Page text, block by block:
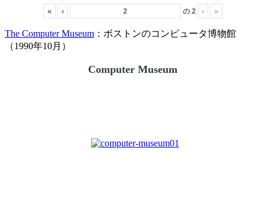
« ‹ の2 › »
The Computer Museum ：ボストンのコンピュータ博物館
（1990年10月）
Computer Museum